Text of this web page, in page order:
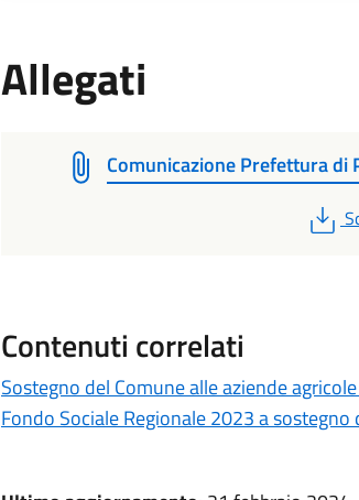
Allegati
Comunicazione Prefettura di
Contenuti correlati
Sostegno del Comune alle aziende
Fondo Sociale Regionale 2023 a sostegno